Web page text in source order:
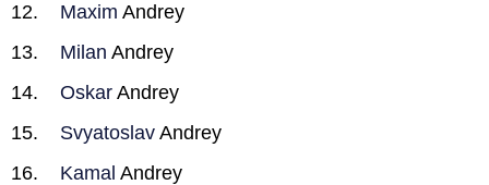
Maxim Andrey
Milan Andrey
Oskar Andrey
Svyatoslav Andrey
Kamal Andrey